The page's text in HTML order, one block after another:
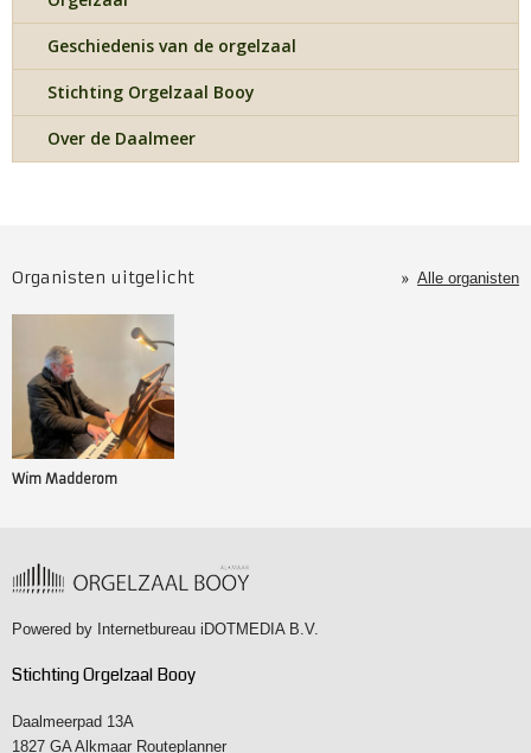
Geschiedenis van de orgelzaal
Stichting Orgelzaal Booy
Over de Daalmeer
Organisten uitgelicht Alle organisten
Wim Madderom
Powered by Internetbureau iDOTMEDIA B.V.
Stichting Orgelzaal Booy
Daalmeerpad 13A
1827 GA Alkmaar Routeplanner